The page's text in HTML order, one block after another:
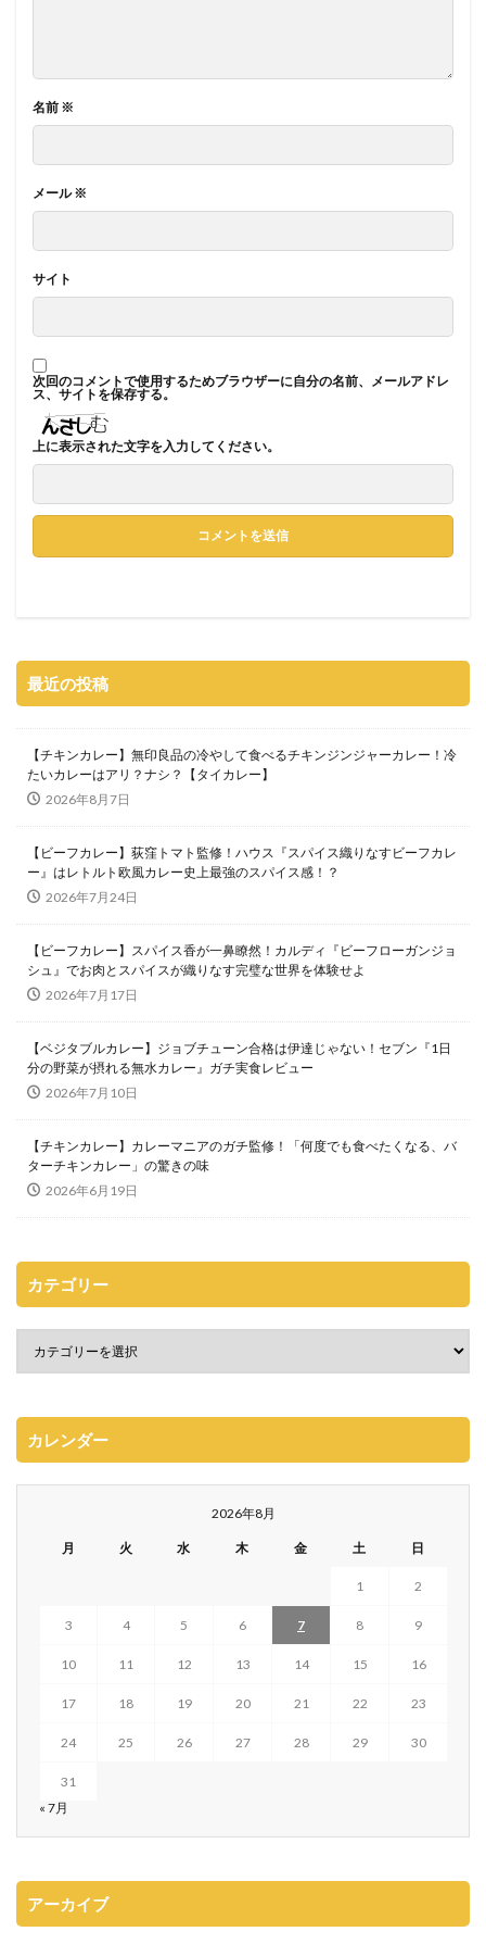
名前 ※
メール※
サイト
次回のコメントで使用するためブラウザーに自分の名前、メールアドレ
ス、サイトを保存する。
上に表示された文字を入力してください。
最近の投稿
【チキンカレー】無印良品の冷やして食べるチキンジンジャーカレー！冷
たいカレーはアリ？ナシ？【タイカレー】
2026年8月7日
【ビーフカレー】荻窪トマト監修！ハウス『スパイス織りなすビーフカレ
ー』はレトルト欧風カレー史上最強のスパイス感！？
2026年7月24日
【ビーフカレー】スパイス香が一鼻瞭然！カルディ『ビーフローガンジョ
シュ』でお肉とスパイスが織りなす完璧な世界を体験せよ
2026年7月17日
【ベジタブルカレー】ジョブチューン合格は伊達じゃない！セブン『1日
分の野菜が摂れる無水カレー』ガチ実食レビュー
2026年7月10日
【チキンカレー】カレーマニアのガチ監修！「何度でも食べたくなる、バ
ターチキンカレー」の驚きの味
2026年6月19日
カテゴリー
カレンダー
2026年8月
月 火 水 木 金 土 日
1 2
3 4 5 6 7 8 9
10 11 12 13 14 15 16
17 18 19 20 21 22 23
24 25 26 27 28 29 30
31
« 7月
アーカイブ